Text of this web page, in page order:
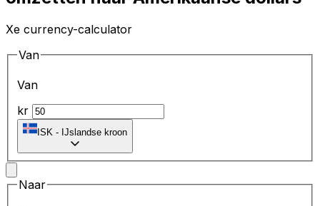
Xe currency-calculator
Van
Van
kr
ISK - IJslandse kroon
Naar